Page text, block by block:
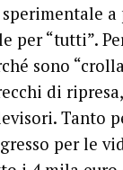
per “tutti”.
sono
di
Tanto
per le